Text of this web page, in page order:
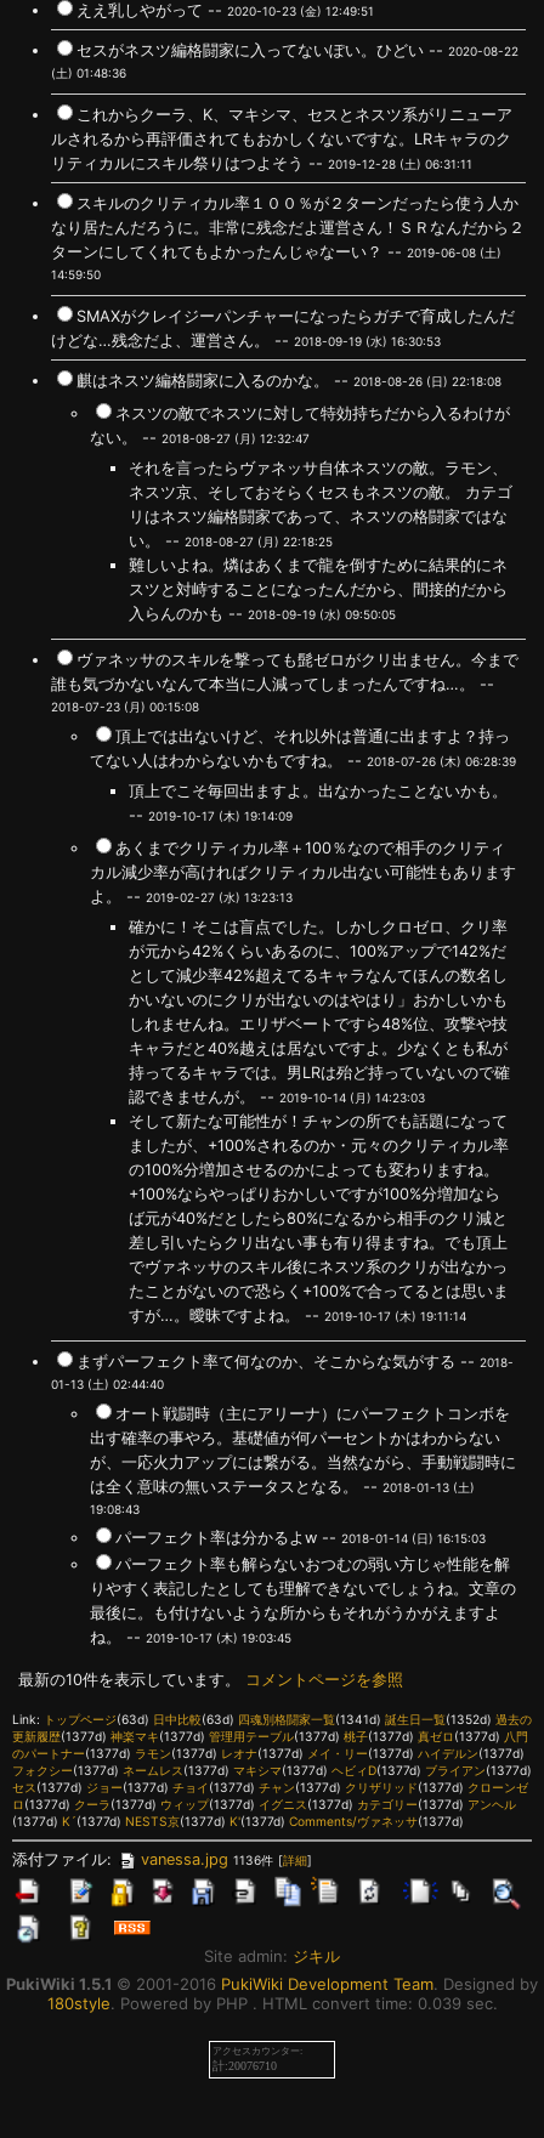
ええ乳しやがって -- 2020-10-23 (金) 12:49:51
セスがネスツ編格闘家に入ってないぽい。ひどい -- 2020-08-22
(土) 01:48:36
これからクーラ、K、マキシマ、セスとネスツ系がリニューア
ルされるから再評価されてもおかしくないですな。LRキャラのク
リティカルにスキル祭りはつよそう -- 2019-12-28 (土) 06:31:11
スキルのクリティカル率１００％が２ターンだったら使う人か
なり居たんだろうに。非常に残念だよ運営さん！ＳＲなんだから２
ターンにしてくれてもよかったんじゃなーい？ -- 2019-06-08 (土)
14:59:50
SMAXがクレイジーパンチャーになったらガチで育成したんだ
けどな…残念だよ、運営さん。 -- 2018-09-19 (水) 16:30:53
麒はネスツ編格闘家に入るのかな。 -- 2018-08-26 (日) 22:18:08
ネスツの敵でネスツに対して特効持ちだから入るわけが
ない。 -- 2018-08-27 (月) 12:32:47
それを言ったらヴァネッサ自体ネスツの敵。ラモン、
ネスツ京、そしておそらくセスもネスツの敵。 カテゴ
リはネスツ編格闘家であって、ネスツの格闘家ではな
い。 -- 2018-08-27 (月) 22:18:25
難しいよね。燐はあくまで龍を倒すために結果的にネ
スツと対峙することになったんだから、間接的だから
入らんのかも -- 2018-09-19 (水) 09:50:05
ヴァネッサのスキルを撃っても髭ゼロがクリ出ません。今まで
誰も気づかないなんて本当に人減ってしまったんですね…。 --
2018-07-23 (月) 00:15:08
頂上では出ないけど、それ以外は普通に出ますよ？持っ
てない人はわからないかもですね。 -- 2018-07-26 (木) 06:28:39
頂上でこそ毎回出ますよ。出なかったことないかも。
-- 2019-10-17 (木) 19:14:09
あくまでクリティカル率＋100％なので相手のクリティ
カル減少率が高ければクリティカル出ない可能性もあります
よ。 -- 2019-02-27 (水) 13:23:13
確かに！そこは盲点でした。しかしクロゼロ、クリ率
が元から42%くらいあるのに、100%アップで142%だ
として減少率42%超えてるキャラなんてほんの数名し
かいないのにクリが出ないのはやはり」おかしいかも
しれませんね。エリザベートですら48%位、攻撃や技
キャラだと40%越えは居ないですよ。少なくとも私が
持ってるキャラでは。男LRは殆ど持っていないので確
認できませんが。 -- 2019-10-14 (月) 14:23:03
そして新たな可能性が！チャンの所でも話題になって
ましたが、+100%されるのか・元々のクリティカル率
の100%分増加させるのかによっても変わりますね。
+100%ならやっぱりおかしいですが100%分増加なら
ば元が40%だとしたら80%になるから相手のクリ減と
差し引いたらクリ出ない事も有り得ますね。でも頂上
でヴァネッサのスキル後にネスツ系のクリが出なかっ
たことがないので恐らく+100%で合ってるとは思いま
すが…。曖昧ですよね。 -- 2019-10-17 (木) 19:11:14
まずパーフェクト率て何なのか、そこからな気がする -- 2018-
01-13 (土) 02:44:40
オート戦闘時（主にアリーナ）にパーフェクトコンボを
出す確率の事やろ。基礎値が何パーセントかはわからない
が、一応火力アップには繋がる。当然ながら、手動戦闘時に
は全く意味の無いステータスとなる。 -- 2018-01-13 (土)
19:08:43
パーフェクト率は分かるよw -- 2018-01-14 (日) 16:15:03
パーフェクト率も解らないおつむの弱い方じゃ性能を解
りやすく表記したとしても理解できないでしょうね。文章の
最後に。も付けないような所からもそれがうかがえますよ
ね。 -- 2019-10-17 (木) 19:03:45
最新の10件を表示しています。 コメントページを参照
Link: トップページ(63d) 日中比較(63d) 四魂別格闘家一覧(1341d) 誕生日一覧(1352d) 過去の
更新履歴(1377d) 神楽マキ(1377d) 管理用テーブル(1377d) 桃子(1377d) 真ゼロ (1377d) 八門
のパートナー(1377d) ラモン(1377d) レオナ(1377d) メイ・リー(1377d) ハイデルン(1377d)
フォクシー(1377d) ネームレス (1377d) マキシマ(1377d) ヘビィD(1377d) ブライアン(1377d)
セス (1377d) ジョー(1377d) チョイ (1377d) チャン(1377d) クリザリッド(1377d) クローンゼ
ロ (1377d) クーラ (1377d) ウィップ(1377d) イグニス (1377d) カテゴリー(1377d) アンヘル
(1377d) K´(1377d) NESTS京(1377d) K'(1377d) Comments/ヴァネッサ(1377d)
添付ファイル: vanessa.jpg 1136件 [詳細]
Site admin: ジキル
PukiWiki 1.5.1 © 2001-2016 PukiWiki Development Team. Designed by
180style. Powered by PHP . HTML convert time: 0.039 sec.